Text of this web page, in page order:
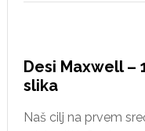
Desi Maxwell –
slika
Naš cilj na prvem